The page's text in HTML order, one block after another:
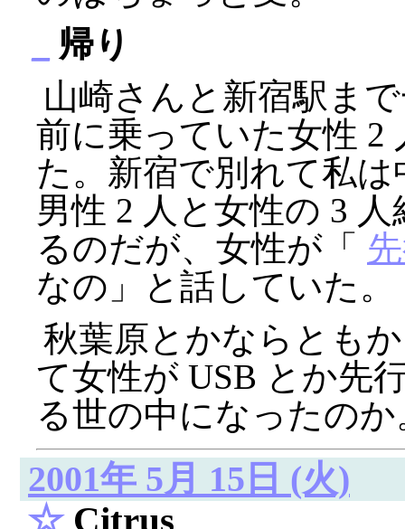
帰り
山崎さんと新宿駅ま
前に乗っていた女性 2
た。新宿で別れて私
男性 2 人と女性の 3
るのだが、女性が「
なの」と話していた。
秋葉原とかならとも
て女性が USB とか先
る世の中になったのか
2001年 5月 15日 (火)
☆Citrus